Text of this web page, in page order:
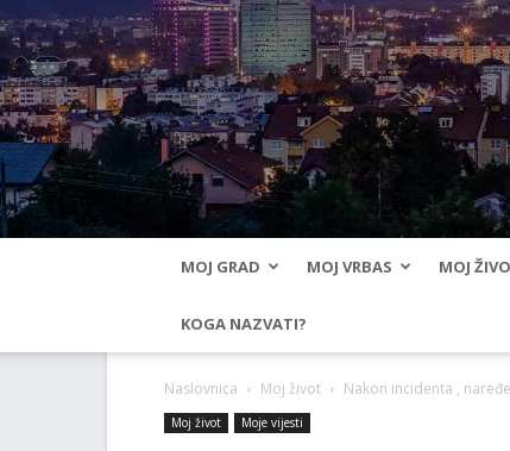
MOJ GRAD MOJ VRBAS MOJ
KOGA NAZVATI?
Naslovnica Moj život Nakon incidenta ,
Moj život Moje vijesti